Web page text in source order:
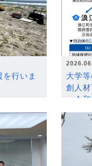
行いま
大学
創人
～令